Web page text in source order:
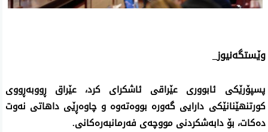
وێستگه‌نیوز_
پسپۆرێكی ئابووری عێراقی ئاشكرای كرد، عێراق ڕووبەڕووی
كورتنهێنانێكی دارایی گەورە بووەتەوە و چاوەڕێی داهاتی نەوت
دەكات، بۆ دابەشكردنی مووچەى فەرمانبەرەكانی.